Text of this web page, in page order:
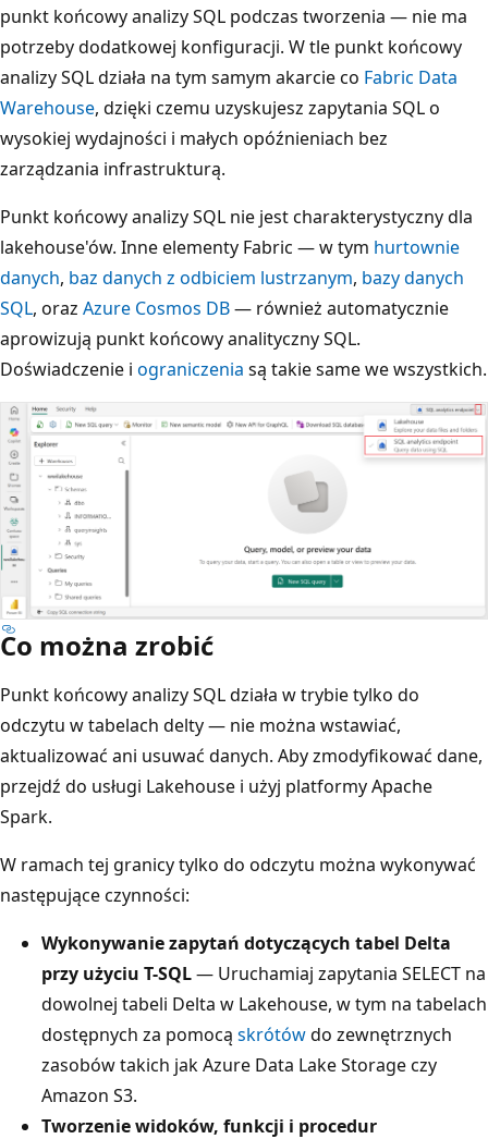
punkt końcowy analizy SQL podczas tworzenia — nie ma
potrzeby dodatkowej konfiguracji. W tle punkt końcowy
analizy SQL działa na tym samym akarcie co Fabric Data
Warehouse, dzięki czemu uzyskujesz zapytania SQL o
wysokiej wydajności i małych opóźnieniach bez
zarządzania infrastrukturą.
Punkt końcowy analizy SQL nie jest charakterystyczny dla
lakehouse'ów. Inne elementy Fabric — w tym hurtownie
danych, baz danych z odbiciem lustrzanym, bazy danych
SQL, oraz Azure Cosmos DB— również automatycznie
aprowizują punkt końcowy analityczny SQL.
Doświadczenie i ograniczenia są takie same we wszystkich.
Co można zrobić
Punkt końcowy analizy SQL działa w trybie tylko do
odczytu w tabelach delty — nie można wstawiać,
aktualizować ani usuwać danych. Aby zmodyfikować dane,
przejdź do usługi Lakehouse i użyj platformy Apache
Spark.
W ramach tej granicy tylko do odczytu można wykonywać
następujące czynności:
Wykonywanie zapytań dotyczących tabel Delta
przy użyciu T-SQL— Uruchamiaj zapytania SELECT na
dowolnej tabeli Delta w Lakehouse, w tym na tabelach
dostępnych za pomocą skrótówdo zewnętrznych
zasobów takich jak Azure Data Lake Storage czy
Amazon S3.
Tworzenie widoków, funkcji i procedur